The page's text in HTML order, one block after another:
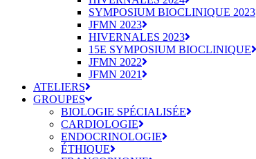
SYMPOSIUM BIOCLINIQUE 2023
JFMN 2023
HIVERNALES 2023
15E SYMPOSIUM BIOCLINIQUE
JFMN 2022
JFMN 2021
ATELIERS
GROUPES
BIOLOGIE SPÉCIALISÉE
CARDIOLOGIE
ENDOCRINOLOGIE
ÉTHIQUE